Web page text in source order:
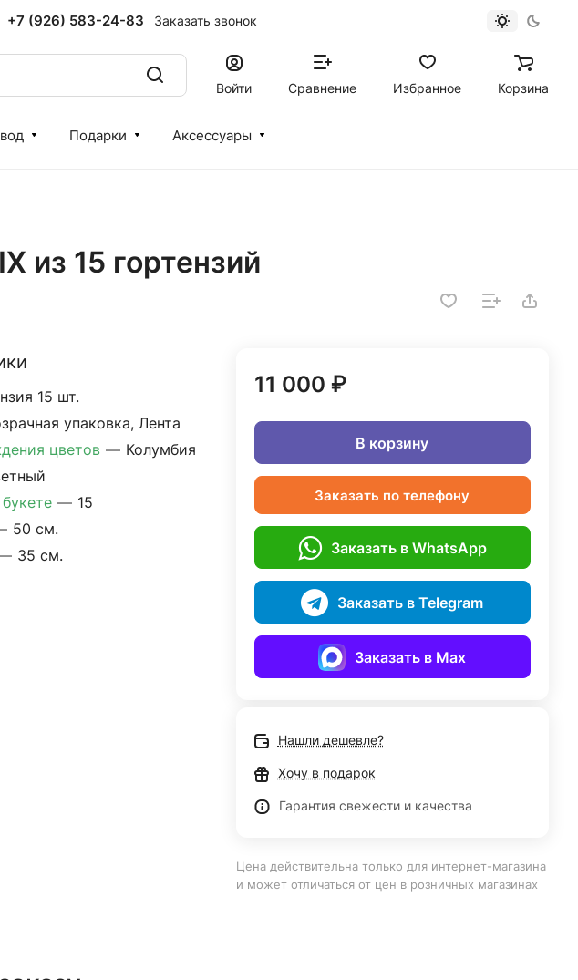
+7 (926) 583-24-83 Заказать звонок
Войти Сравнение Избранное Корзина
Подарки Аксессуары
из 15 гортензий
15 шт.
упаковка, Лента
цветов — Колумбия
— 15
50 см.
35 см.
11 000 ₽
В корзину
Заказать по телефону
Заказать в WhatsApp
Заказать в Telegram
Заказать в Max
Нашли дешевле?
Хочу в подарок
Гарантия свежести и качества
Цена действительна только для интернет-магазина
и может отличаться от цен в розничных магазинах